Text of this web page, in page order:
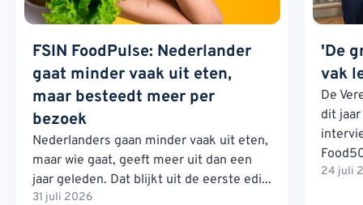
FSIN FoodPulse: Nederlander
gaat minder vaak uit eten,
maar besteedt meer per
bezoek
Nederlanders gaan minder vaak uit eten,
maar wie gaat, geeft meer uit dan een
jaar geleden. Dat blijkt uit de eerste edi...
31 juli 2026
'De
vak
De
dit
24 juli